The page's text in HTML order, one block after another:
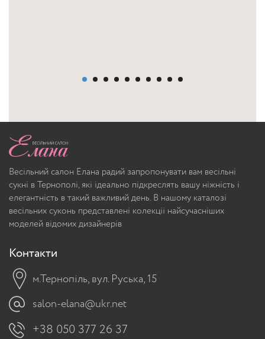
Весільний салон Елана радий запропонувати вам весільні
сукні в Тернополі, які ідеально підкреслять вашу ніжність і
елегантність в такий важливий день. В нашому каталозі
весільних суконь представлені колекції найсучасніших
моделей відомих дизайнерів
Контакти
м.Тернопіль, вул. Руська, 15
salon-elana@ukr.net
+38 050 377 26 37